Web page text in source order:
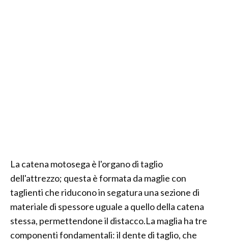
La catena motosega è l'organo di taglio
dell'attrezzo; questa è formata da maglie con
taglienti che riducono in segatura una sezione di
materiale di spessore uguale a quello della catena
stessa, permettendone il distacco.La maglia ha tre
componenti fondamentali: il dente di taglio, che